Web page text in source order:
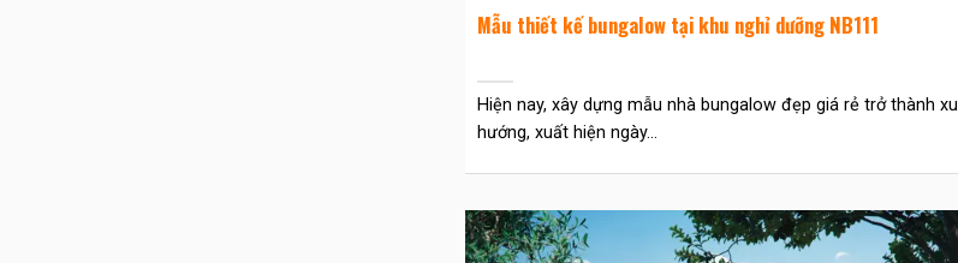
Mẫu thiết kế bungalow tại khu nghỉ dưỡng NB111
Hiện nay, xây dựng mẫu nhà bungalow đẹp giá rẻ trở thành xu
hướng, xuất hiện ngày...